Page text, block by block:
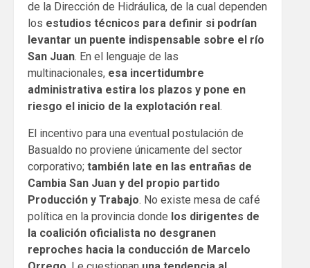
de la Dirección de Hidráulica, de la cual dependen
los estudios técnicos para definir si podrían
levantar un puente indispensable sobre el río
San Juan. En el lenguaje de las
multinacionales, esa incertidumbre
administrativa estira los plazos y pone en
riesgo el inicio de la explotación real .
El incentivo para una eventual postulación de
Basualdo no proviene únicamente del sector
corporativo; también late en las entrañas de
Cambia San Juan y del propio partido
Producción y Trabajo. No existe mesa de café
política en la provincia donde los dirigentes de
la coalición oficialista no desgranen
reproches hacia la conducción de Marcelo